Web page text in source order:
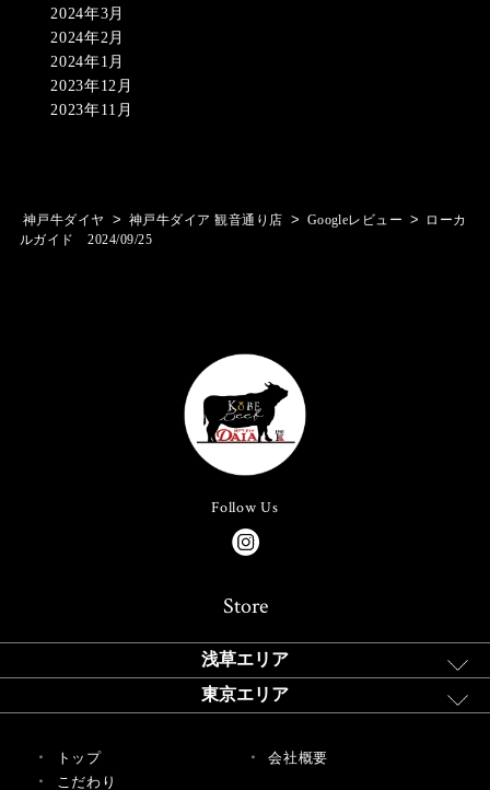
2024年3月
2024年2月
2024年1月
2023年12月
2023年11月
神戸牛ダイヤ > 神戸牛ダイア 観音通り店 > Googleレビュー >
ローカ
ルガイド 2024/09/25
Follow Us
Store
浅草エリア
東京エリア
トップ
こだわり
会社概要